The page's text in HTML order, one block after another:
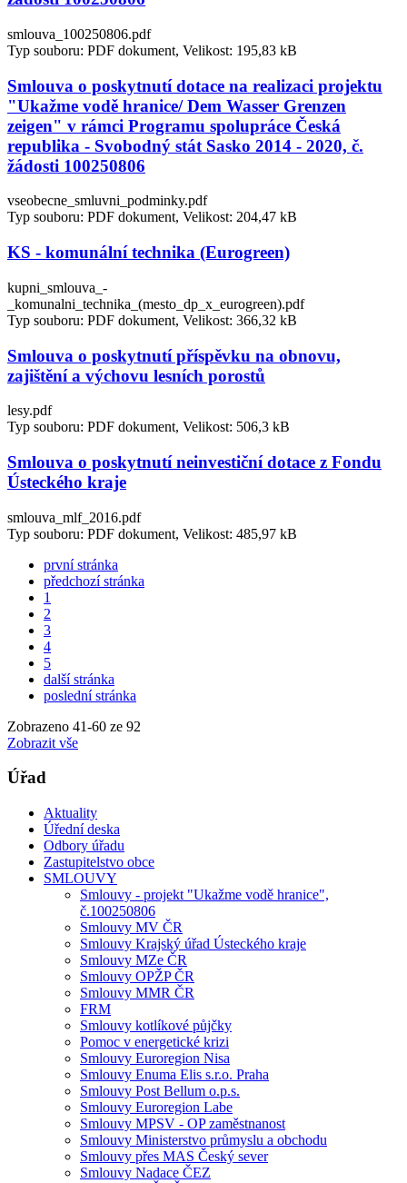
smlouva_100250806.pdf
Typ souboru: PDF dokument, Velikost: 195,83 kB
Smlouva o poskytnutí dotace na realizaci projektu
"Ukažme vodě hranice/ Dem Wasser Grenzen
zeigen" v rámci Programu spolupráce Česká
republika - Svobodný stát Sasko 2014 - 2020, č.
žádosti 100250806
vseobecne_smluvni_podminky.pdf
Typ souboru: PDF dokument, Velikost: 204,47 kB
KS - komunální technika (Eurogreen)
kupni_smlouva_-
_komunalni_technika_(mesto_dp_x_eurogreen).pdf
Typ souboru: PDF dokument, Velikost: 366,32 kB
Smlouva o poskytnutí příspěvku na obnovu,
zajištění a výchovu lesních porostů
lesy.pdf
Typ souboru: PDF dokument, Velikost: 506,3 kB
Smlouva o poskytnutí neinvestiční dotace z Fondu
Ústeckého kraje
smlouva_mlf_2016.pdf
Typ souboru: PDF dokument, Velikost: 485,97 kB
první stránka
předchozí stránka
1
2
3
4
5
další stránka
poslední stránka
Zobrazeno 41-60 ze 92
Zobrazit vše
Úřad
Aktuality
Úřední deska
Odbory úřadu
Zastupitelstvo obce
SMLOUVY
Smlouvy - projekt "Ukažme vodě hranice",
č.100250806
Smlouvy MV ČR
Smlouvy Krajský úřad Ústeckého kraje
Smlouvy MZe ČR
Smlouvy OPŽP ČR
Smlouvy MMR ČR
FRM
Smlouvy kotlíkové půjčky
Pomoc v energetické krizi
Smlouvy Euroregion Nisa
Smlouvy Enuma Elis s.r.o. Praha
Smlouvy Post Bellum o.p.s.
Smlouvy Euroregion Labe
Smlouvy MPSV - OP zaměstnanost
Smlouvy Ministerstvo průmyslu a obchodu
Smlouvy přes MAS Český sever
Smlouvy Nadace ČEZ